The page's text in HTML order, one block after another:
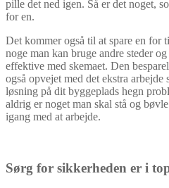
pille det ned igen. Så er det noget,
for en.
Det kommer også til at spare en for
noge man kan bruge andre steder
effektive med skemaet. Den
også opvejet med det ekstra
løsning på dit byggeplads hegn
aldrig er noget man skal stå og
igang med at arbejde.
Sørg for sikkerheden er i